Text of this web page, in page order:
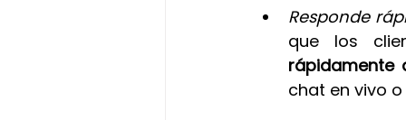
Responde
que los
rápidamente
chat en vivo